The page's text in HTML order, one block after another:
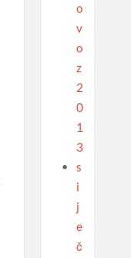
o
v
o
z
2
0
1
3
s
i
j
e
č